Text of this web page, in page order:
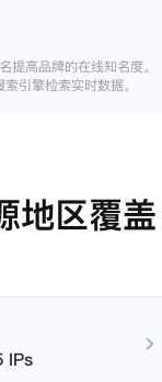
提高品牌的在线知名度。
引擎检索实时数据。
地区覆盖
IPs